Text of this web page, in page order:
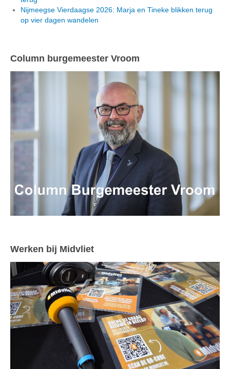
Nijmeegse Vierdaagse 2026: Marja en Tineke blikken terug
op vier dagen wandelen
Column burgemeester Vroom
Werken bij Midvliet